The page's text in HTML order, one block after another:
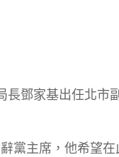
鄧家基出任北市
黨主席，他希望在